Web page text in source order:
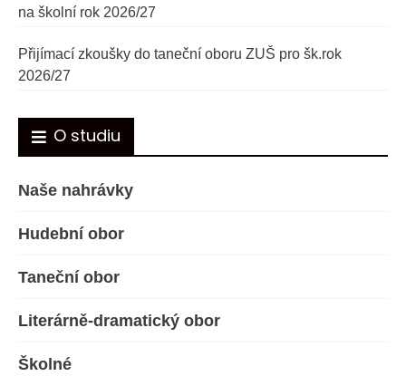
na školní rok 2026/27
Přijímací zkoušky do taneční oboru ZUŠ pro šk.rok
2026/27
O studiu
Naše nahrávky
Hudební obor
Taneční obor
Literárně-dramatický obor
Školné